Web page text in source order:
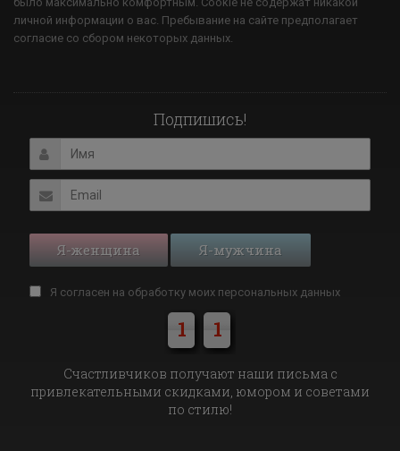
личной информации о вас. Пребывание на сайте предполагает
согласие со сбором некоторых данных.
Подпишись!
Я-женщина Я-мужчина
Я согласен на обработку моих персональных данных
1 1
Cчастливчиков получают наши письма с
привлекательными скидками, юмором и советами
по стилю!